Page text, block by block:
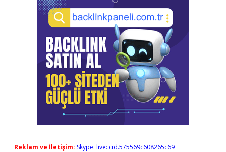
Reklam ve İletişim: Skype: live:.cid.575569c608265c69